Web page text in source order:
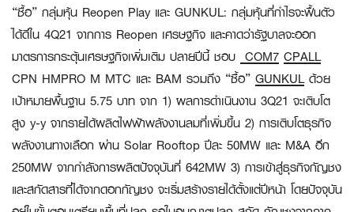
“ซื้อ” กลุ่มหุ้น Reopen Play และ GUNKUL: กลุ่มหุ้นที่กำไรจะฟื้นตัว
ได้ดีใน 4Q21 จากการ Reopen เศรษฐกิจ และคาดว่ารัฐบาลจะออก
มาตรการกระตุ้นเศรษฐกิจเพิ่มเติม ปลายปีนี้ ชอบ COM7 CPALL
CPN HMPRO M MTC และ BAM รวมถึง “ซื้อ” GUNKULด้วย
เป้าหมายพื้นฐาน 5.75 บาท จาก 1) ผลการดำเนินงาน 3Q21 จะเติบโต
สูง y-y จากรายได้ผลิตไฟฟ้าพลังงานลมที่เพิ่มขึ้น 2) การเติบโตธุรกิจ
พลังงานทางเลือก ผ่าน Solar Rooftop ปีละ 50MW และ M&A อีก
250MW จากกำลังการผลิตปัจจุบันที่ 642MW 3) การเข้าสู่ธุรกิจกัญชง
และสกัดสารที่ได้จากดอกกัญชง จะเริ่มสร้างรายได้ตั้งแต่ปีหน้า โดยปัจจุบัน